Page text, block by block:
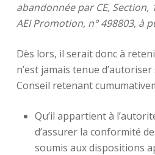
abandonnée par CE, Section,
AEI Promotion, n° 498803, à
Dès lors, il serait donc à
n’est jamais tenue
Conseil retenant
Qu’il appartient à
d’assurer la conformité
soumis aux dispositions